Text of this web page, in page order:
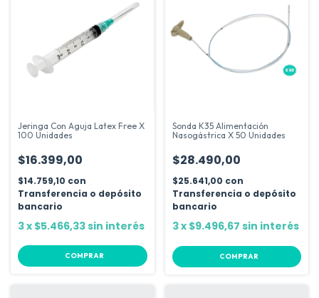
Jeringa Con Aguja Latex Free X
100 Unidades
$16.399,00
$14.759,10 con
Transferencia o depósito
bancario
3x $5.466,33sin interés
COMPRAR
Sonda K35 Alimentación
Nasogástrica X 50 Unidades
$28.490,00
$25.641,00 con
Transferencia o depósito
bancario
3x $9.496,67 sin interés